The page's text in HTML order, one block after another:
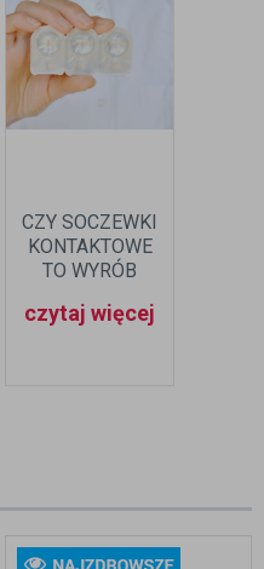
CZY SOCZEWKI
KONTAKTOWE
TO WYRÓB
czytaj więcej